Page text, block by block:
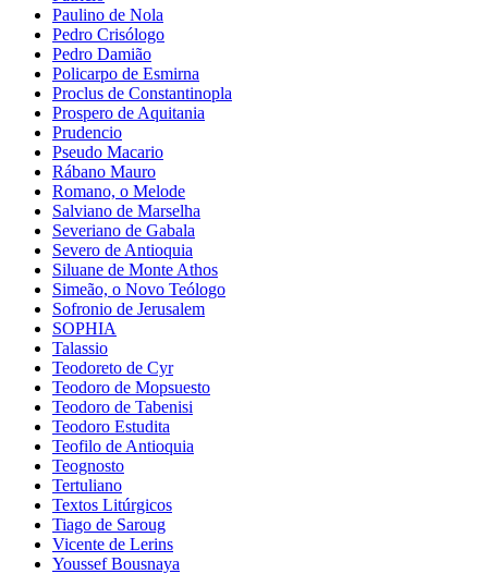
Paulino de Nola
Pedro Crisólogo
Pedro Damião
Policarpo de Esmirna
Proclus de Constantinopla
Prospero de Aquitania
Prudencio
Pseudo Macario
Rábano Mauro
Romano, o Melode
Salviano de Marselha
Severiano de Gabala
Severo de Antioquia
Siluane de Monte Athos
Simeão, o Novo Teólogo
Sofronio de Jerusalem
SOPHIA
Talassio
Teodoreto de Cyr
Teodoro de Mopsuesto
Teodoro de Tabenisi
Teodoro Estudita
Teofilo de Antioquia
Teognosto
Tertuliano
Textos Litúrgicos
Tiago de Saroug
Vicente de Lerins
Youssef Bousnaya